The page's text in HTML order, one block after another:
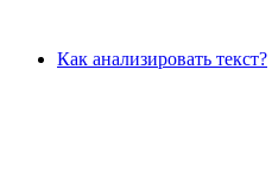
Как анализировать текст?